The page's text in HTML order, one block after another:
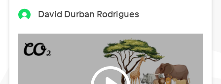
David Durban Rodrigues